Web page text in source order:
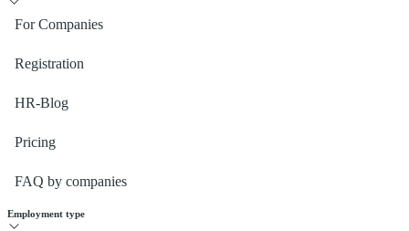
For Companies
Registration
HR-Blog
Pricing
FAQ by companies
Employment type